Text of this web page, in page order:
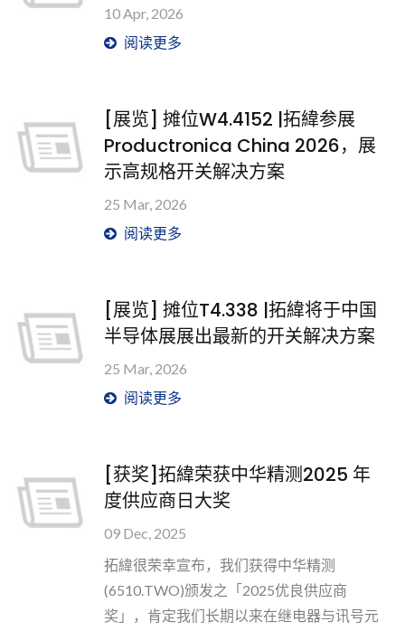
10 Apr, 2026
阅读更多
[展览] 摊位W4.4152 |拓緯参展
Productronica China 2026，展
示高规格开关解决方案
25 Mar, 2026
阅读更多
[展览] 摊位T4.338 |拓緯将于中国
半导体展展出最新的开关解决方案
25 Mar, 2026
阅读更多
[获奖]拓緯荣获中华精测2025 年
度供应商日大奖
09 Dec, 2025
拓緯很荣幸宣布，我们获得中华精测
(6510.TWO)颁发之「2025优良供应商
奖」，肯定我们长期以来在继电器与讯号元